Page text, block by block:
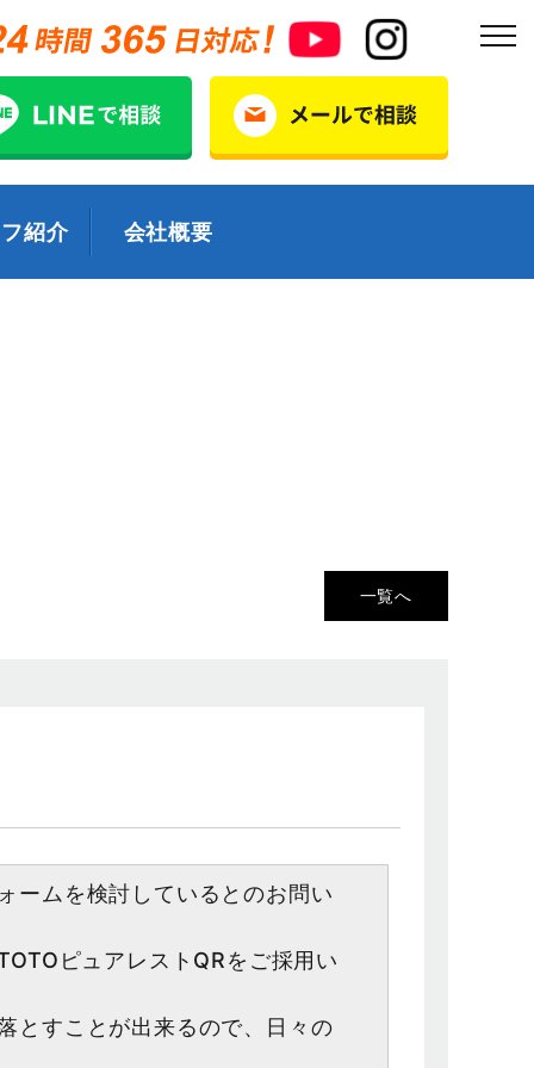
紹介 会社概要
一覧へ
ームを検討しているとのお問い
ピュアレストQRをご採用い
とすことが出来るので、日々の